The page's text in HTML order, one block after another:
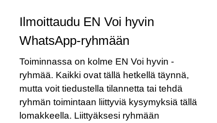
Ilmoittaudu EN Voi hyvin
WhatsApp-ryhmään
Toiminnassa on kolme EN Voi hyvin -
ryhmää. Kaikki ovat tällä hetkellä täynnä,
mutta voit tiedustella tilannetta tai tehdä
ryhmän toimintaan liittyviä kysymyksiä tällä
lomakkeella. Liittyäksesi ryhmään